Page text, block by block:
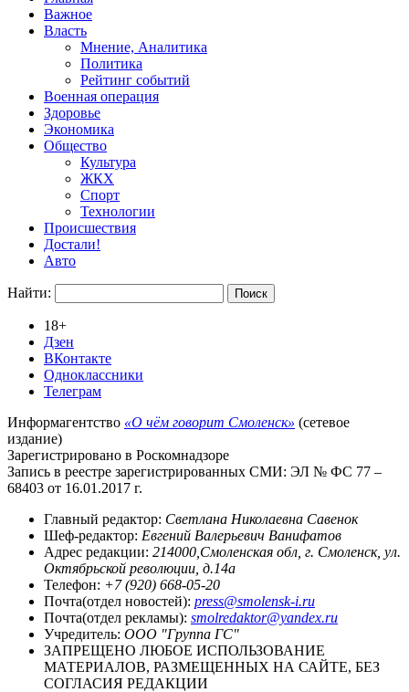
Важное
Власть
Мнение, Аналитика
Политика
Рейтинг событий
Военная операция
Здоровье
Экономика
Общество
Культура
ЖКХ
Спорт
Технологии
Происшествия
Достали!
Авто
Найти:
18+
Дзен
ВКонтакте
Одноклассники
Телеграм
Информагентство «О чём говорит Смоленск» (сетевое
издание)
Зарегистрировано в Роскомнадзоре
Запись в реестре зарегистрированных СМИ: ЭЛ № ФС 77 –
68403 от 16.01.2017 г.
Главный редактор: Светлана Николаевна Савенок
Шеф-редактор: Евгений Валерьевич Ванифатов
Адрес редакции: 214000,Смоленская обл, г. Смоленск, ул.
Октябрьской революции, д.14а
Телефон: +7 (920) 668-05-20
Почта(отдел новостей): press@smolensk-i.ru
Почта(отдел рекламы): smolredaktor@yandex.ru
Учредитель: ООО "Группа ГС"
ЗАПРЕЩЕНО ЛЮБОЕ ИСПОЛЬЗОВАНИЕ
МАТЕРИАЛОВ, РАЗМЕЩЕННЫХ НА САЙТЕ, БЕЗ
СОГЛАСИЯ РЕДАКЦИИ